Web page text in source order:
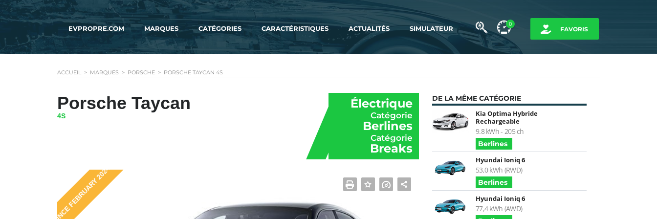
FAVORIS
0
EVPROPRE.COM MARQUES CATÉGORIES CARACTÉRISTIQUES ACTUALITÉS SIMULATEUR
ACCUEIL > MARQUES > PORSCHE > PORSCHE TAYCAN 4S
Porsche Taycan
4S
Électrique
Catégorie
Berlines
Catégorie
Breaks
SINCE FEBRUARY 2024
DE LA MÊME CATÉGORIE
Kia Optima Hybride
Rechargeable
9.8 kWh - 205 ch
Berlines
Hyundai Ioniq 6
53,0 kWh (RWD)
Berlines
Hyundai Ioniq 6
77,4 kWh (AWD)